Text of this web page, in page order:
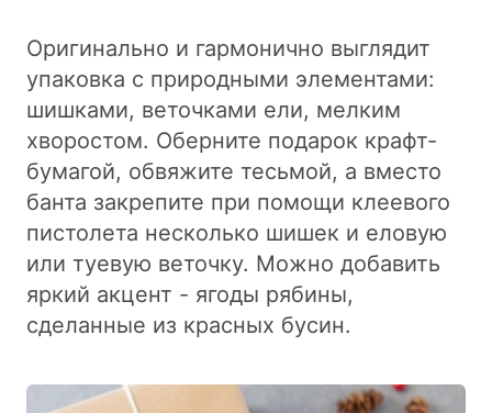
Оригинально и гармонично выглядит
упаковка с природными элементами:
шишками, веточками ели, мелким
хворостом. Оберните подарок крафт-
бумагой, обвяжите тесьмой, а вместо
банта закрепите при помощи клеевого
пистолета несколько шишек и еловую
или туевую веточку. Можно добавить
яркий акцент - ягоды рябины,
сделанные из красных бусин.